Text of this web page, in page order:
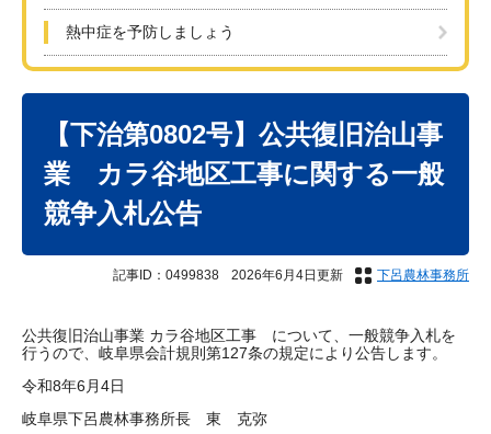
熱中症を予防しましょう
【下治第0802号】公共復旧治山事
業 カラ谷地区工事に関する一般
競争入札公告
記事ID：0499838 2026年6月4日更新 下呂農林事務所
公共復旧治山事業 カラ谷地区工事 について、一般競争入札を
行うので、岐阜県会計規則第127条の規定により公告します。
令和8年6月4日
岐阜県下呂農林事務所長 東 克弥